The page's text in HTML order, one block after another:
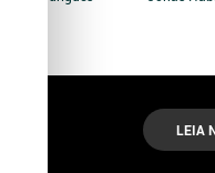
LEIA